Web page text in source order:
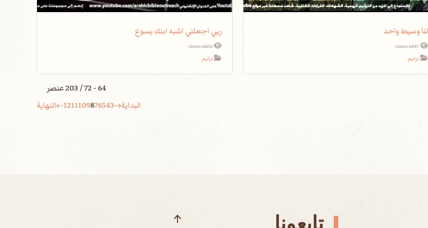
لنا وسيط واحد
ترانيم
ربي اجعلني اشبه ابنك يسوع
6600 views
ترانيم
64 - 72 / 203 عنصر
البداية
3
4
5
6
7
8
9
10
11
12 النهاية
تابعونا